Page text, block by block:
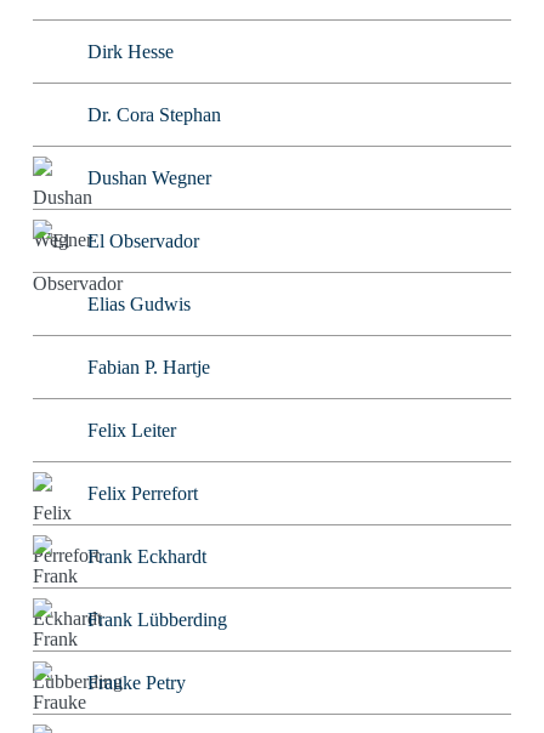
Dirk Hesse
Dr. Cora Stephan
Dushan Wegner
El Observador
Elias Gudwis
Fabian P. Hartje
Felix Leiter
Felix Perrefort
Frank Eckhardt
Frank Lübberding
Frauke Petry